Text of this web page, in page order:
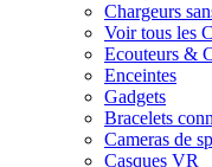
Chargeurs
Voir tous les
Ecouteurs &
Enceintes
Gadgets
Bracelets
Cameras de
Casques VR